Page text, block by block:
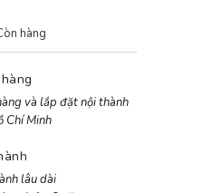
hàng
và lắp đặt nội thành
Chí Minh
lâu dài